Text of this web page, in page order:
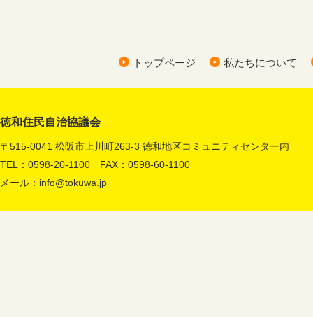
トップページ 私たちについて
徳和住民自治協議会
〒515-0041 松阪市上川町263-3 徳和地区コミュニティセンター内
TEL：0598-20-1100 FAX：0598-60-1100
メール： info@tokuwa.jp